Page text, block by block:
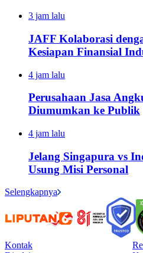
3 jam lalu
JAFF Kolaborasi
Kesiapan Finansial
4 jam lalu
Perusahaan Jasa
Diumumkan ke Publik
4 jam lalu
Jelang Singapura vs
Usung Misi Personal
Selengkapnya
Kontak